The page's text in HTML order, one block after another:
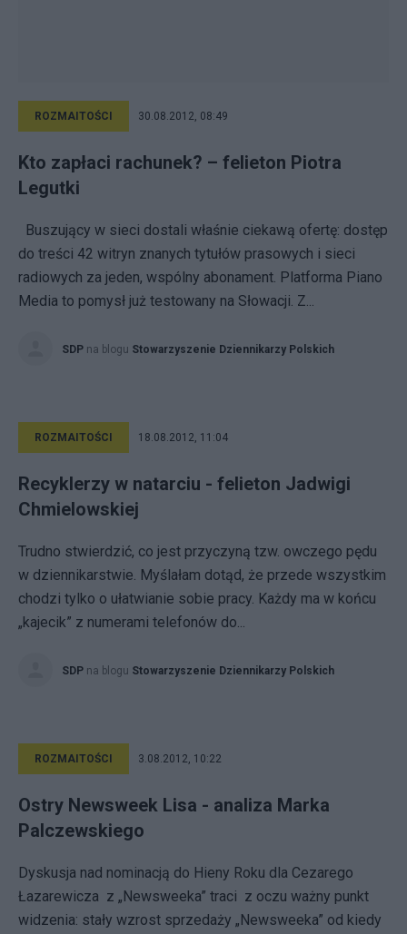
ROZMAITOŚCI 30.08.2012, 08:49
Kto zapłaci rachunek? – felieton Piotra
Legutki
Buszujący w sieci dostali właśnie ciekawą ofertę: dostęp
do treści 42 witryn znanych tytułów prasowych i sieci
radiowych za jeden, wspólny abonament. Platforma Piano
Media to pomysł już testowany na Słowacji. Z...
SDP na blogu Stowarzyszenie Dziennikarzy Polskich
ROZMAITOŚCI 18.08.2012, 11:04
Recyklerzy w natarciu - felieton Jadwigi
Chmielowskiej
Trudno stwierdzić, co jest przyczyną tzw. owczego pędu
w dziennikarstwie. Myślałam dotąd, że przede wszystkim
chodzi tylko o ułatwianie sobie pracy. Każdy ma w końcu
„kajecik” z numerami telefonów do...
SDP na blogu Stowarzyszenie Dziennikarzy Polskich
ROZMAITOŚCI 3.08.2012, 10:22
Ostry Newsweek Lisa - analiza Marka
Palczewskiego
Dyskusja nad nominacją do Hieny Roku dla Cezarego
Łazarewicza z „Newsweeka” traci z oczu ważny punkt
widzenia: stały wzrost sprzedaży „Newsweeka” od kiedy